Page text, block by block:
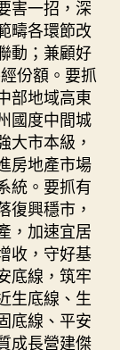
害一招，深
疇各環節改
動；兼顧好
份額。要抓
部地域高東
國度中間城
大市本級，
房地產市場
統。要抓有
復興穩市，
，加速宜居
收，守好基
底線，筑牢
生底線、生
底線、平安
成長營建傑